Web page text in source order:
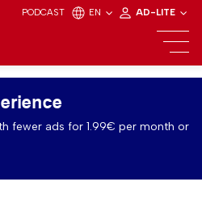
PODCAST EN AD-LITE
fewer ads for 1.99€ per month or